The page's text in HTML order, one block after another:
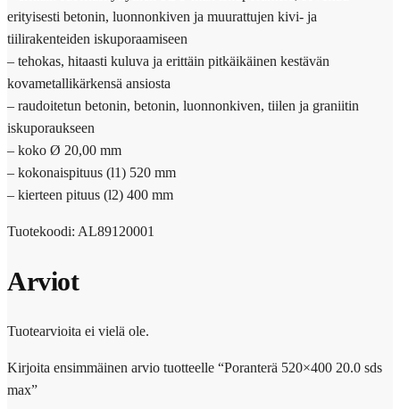
erityisesti betonin, luonnonkiven ja muurattujen kivi- ja
tiilirakenteiden iskuporaamiseen
– tehokas, hitaasti kuluva ja erittäin pitkäikäinen kestävän
kovametallikärkensä ansiosta
– raudoitetun betonin, betonin, luonnonkiven, tiilen ja graniitin
iskuporaukseen
– koko Ø 20,00 mm
– kokonaispituus (l1) 520 mm
– kierteen pituus (l2) 400 mm
Tuotekoodi: AL89120001
Arviot
Tuotearvioita ei vielä ole.
Kirjoita ensimmäinen arvio tuotteelle “Poranterä 520×400 20.0 sds
max”